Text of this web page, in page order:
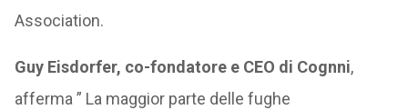
Association.
Guy Eisdorfer, co-fondatore e CEO di Cognni,
afferma ” La maggior parte delle fughe